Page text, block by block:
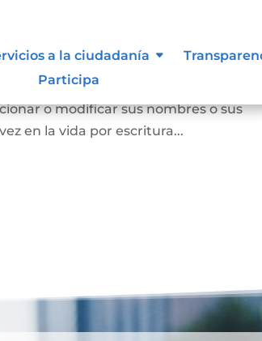
a la ciudadanía
Participa
edad voluntariamente o los padres
o modificar sus nombres o sus
en la vida por escritura...